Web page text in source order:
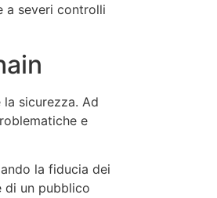
a severi controlli
sicurezza. Ad
e
la fiducia dei
di un pubblico